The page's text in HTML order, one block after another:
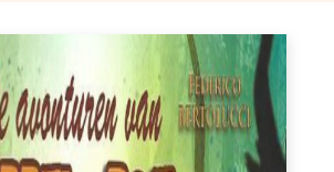
*
om contact op te nemen, in